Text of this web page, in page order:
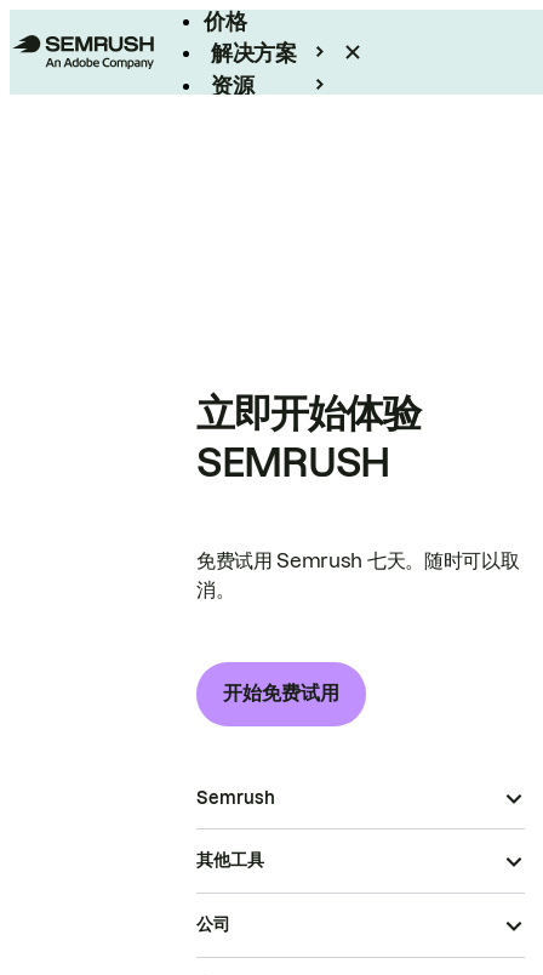
价格
解决方案
资源
立即开始体验
SEMRUSH
免费试用 Semrush 七天。随时可以取
消。
开始免费试用
Semrush
其他工具
公司